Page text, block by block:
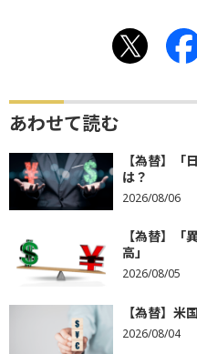
あわせて読む
【為替】「
は？
2026/08/06
【為替】「
高」
2026/08/05
【為替】米
2026/08/04